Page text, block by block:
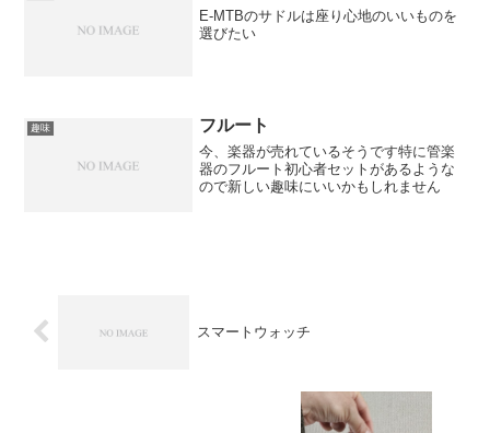
E-MTBのサドルは座り心地のいいものを
選びたい
趣味 フルート
今、楽器が売れているそうです特に管楽
器のフルート初心者セットがあるような
ので新しい趣味にいいかもしれません
スマートウォッチ